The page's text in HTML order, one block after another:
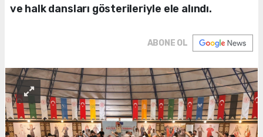
ve halk dansları gösterileriyle ele alındı.
ABONE OL